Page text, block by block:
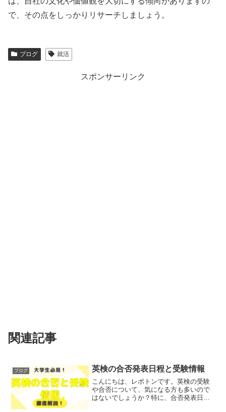
で、その点をしっかりリサーチしましょう。
ブログ 就活
スポンサーリンク
関連記事
ブログ 英検の合否発表日程と受験情報
こんにちは、レポトンです。英検の受験
や合否について、気になる方も多いので
はないでしょうか？特に、合否発表日程